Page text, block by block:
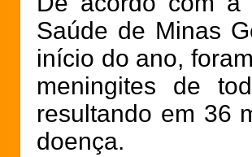
Saúde de Minas
início do ano,
meningites de
resultando em 36
doença.